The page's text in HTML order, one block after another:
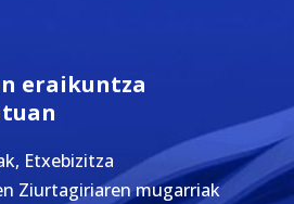
eraikuntza
Etxebizitza
Ziurtagiriaren mugarriak